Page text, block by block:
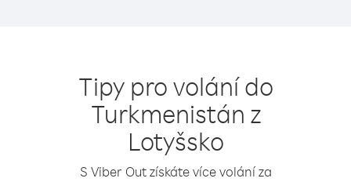
Tipy pro volání do
Turkmenistán z
Lotyšsko
S Viber Out získáte více volání za